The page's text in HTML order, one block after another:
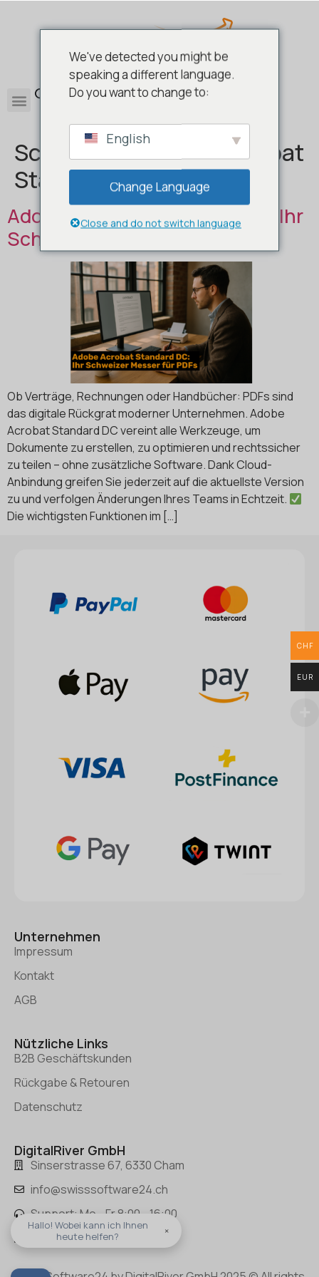
0
Schlagwort:Adobe Acrobat
Standard DC
Adobe Acrobat Standard DC – Ihr
Schweizer Messer für PDFs
Ob Verträge, Rechnungen oder Handbücher: PDFs sind
das digitale Rückgrat moderner Unternehmen. Adobe
Acrobat Standard DC vereint alle Werkzeuge, um
Dokumente zu erstellen, zu optimieren und rechtssicher
zu teilen – ohne zusätzliche Software. Dank Cloud-
Anbindung greifen Sie jederzeit auf die aktuellste Version
zu und verfolgen Änderungen Ihres Teams in Echtzeit.
Die wichtigsten Funktionen im […]
Unternehmen
Impressum
Kontakt
AGB
Nützliche Links
B2B Geschäftskunden
Rückgabe & Retouren
Datenschutz
DigitalRiver GmbH
Sinserstrasse 67, 6330 Cham
info@swisssoftware24.ch
Support: Mo - Fr 8:00 - 16:00
Tel.: +(41) 41 50 50 400
Hallo! Wobei kann ich Ihnen
heute helfen?
×
We've detected you might be
speaking a different language.
Do you want to change to:
English
Change Language
Close and do not switch language
CHF
EUR